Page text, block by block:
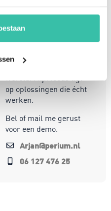
en een passie voor
innovatie, help ik
te opereren in een
wereld. Mijn focus ligt
op oplossingen die écht
werken.
Bel of mail me gerust
voor een demo.
Arjan@perium.nl
06 127 476 25